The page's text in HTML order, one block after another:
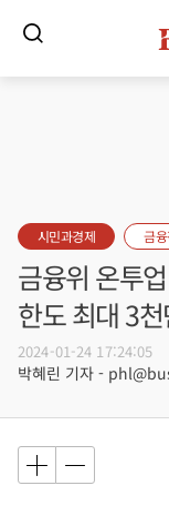
시민과경제 금
금융위 온투
한도 최대 3
2024-01-24 17:24:05
박혜린 기자 -